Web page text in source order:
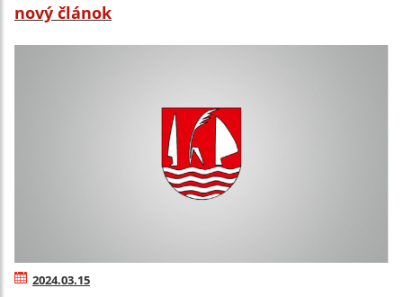
nový článok
2024.03.15